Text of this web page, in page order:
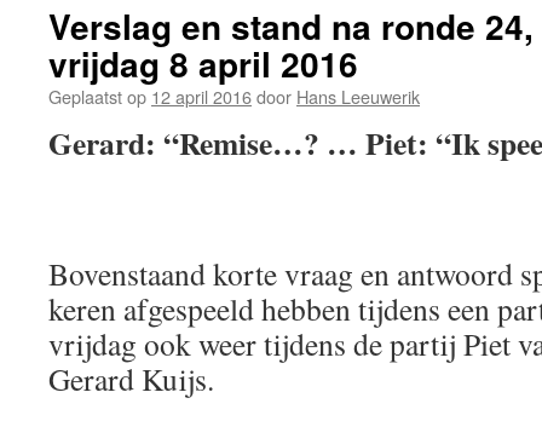
Verslag en stand na ronde
vrijdag 8 april 2016
Geplaatst op 12 april 2016door Hans Leeuwerik
Gerard: “Remise…? … Piet: “Ik
Bovenstaand korte vraag en antwoord
keren afgespeeld hebben tijdens een
vrijdag ook weer tijdens de partij Piet
Gerard Kuijs.